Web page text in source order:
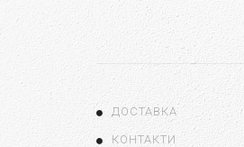
ДОСТАВКА
КОНТАКТИ